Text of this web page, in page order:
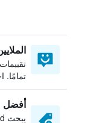
تمامًا.
أفضل